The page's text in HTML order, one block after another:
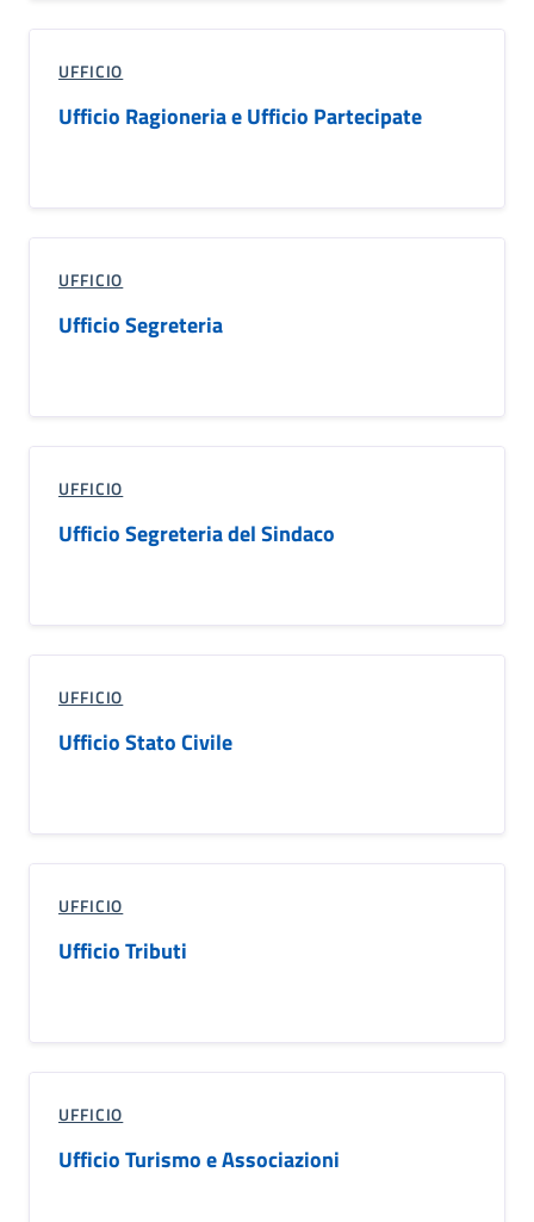
UFFICIO
Ufficio Ragioneria e Ufficio Partecipate
UFFICIO
Ufficio Segreteria
UFFICIO
Ufficio Segreteria del Sindaco
UFFICIO
Ufficio Stato Civile
UFFICIO
Ufficio Tributi
UFFICIO
Ufficio Turismo e Associazioni